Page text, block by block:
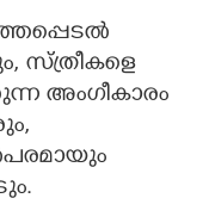
സ്ത്രീകളെ
അംഗീകാരം